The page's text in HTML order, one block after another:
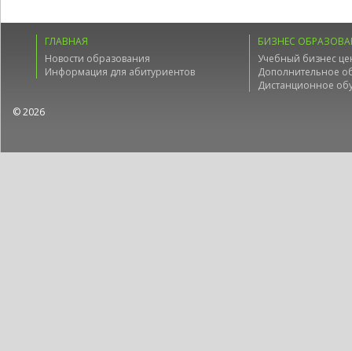
ГЛАВНАЯ
Новости образования
Информация для абитуриентов
БИЗНЕС
Учебный бизнес
Дополнительное
Дистанционное
© 2026